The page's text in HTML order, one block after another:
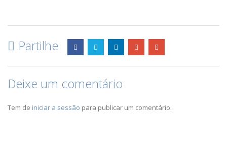
Partilhe
Deixe um comentário
Tem de iniciar a sessão para publicar um comentário.